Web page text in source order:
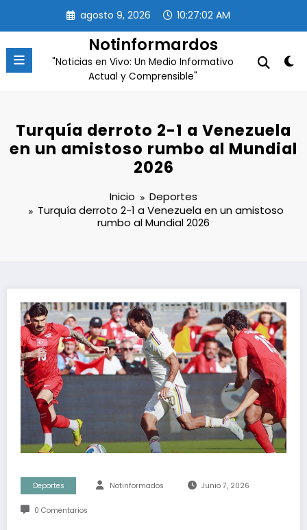
contenido
agosto 9, 2026 10:27:02 AM
Notinformardos
"Noticias en Vivo: Un Medio Informativo
Actual y Comprensible"
Turquía derroto 2-1 a Venezuela
en un amistoso rumbo al Mundial
2026
Inicio
Deportes
Turquía derroto 2-1 a Venezuela en un amistoso
rumbo al Mundial 2026
Deportes Notinformados Junio 7, 2026
0 Comentarios